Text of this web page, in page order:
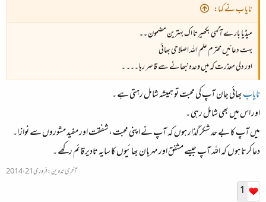
نایاب نے کہا:
میڈیا بارے آگہی بکھیرتا اک بہترین مضمون ۔۔
بہت دعائیں محترم علم اللہ اصلاحی بھائی
اور دلی معذرت کہ میں وعدہ نبھانے سے قاصر رہا ۔۔۔ ۔
نایاببھائی جان آپ کی محبت تو ہمیشہ شامل رہتی ہے ۔
اور اس میں بھی شامل رہی ۔
میں آپ کا بے حد شکر گذار ہوں کہ آپ نے اپنی محبت ،شفقت اور مفید مشوروں سے نوازا۔
دعا کرتا ہوں کہ اللہ آپ جیسے مشفق اور مہربان بھائیوں کا سایہ تادیر قائم رکھے ۔
آخری تدوین:فروری 21، 2014
1